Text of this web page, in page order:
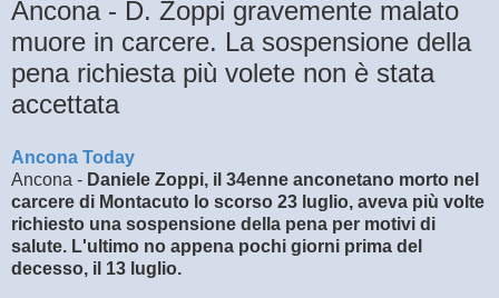
Ancona - D. Zoppi gravemente malato
muore in carcere. La sospensione della
pena richiesta più volete non è stata
accettata
Ancona Today
Ancona - Daniele Zoppi, il 34enne anconetano morto nel
carcere di Montacuto lo scorso 23 luglio, aveva più volte
richiesto una sospensione della pena per motivi di
salute. L'ultimo no appena pochi giorni prima del
decesso, il 13 luglio.